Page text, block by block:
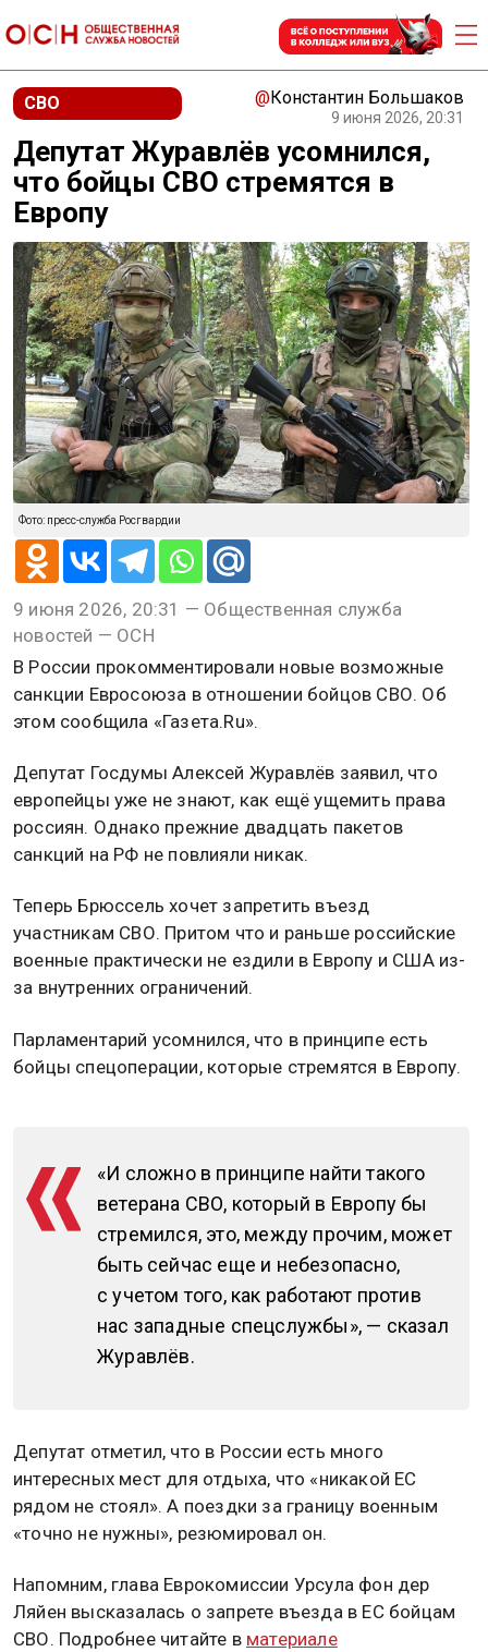
СВО @Константин Большаков
9 июня 2026, 20:31
Депутат Журавлёв усомнился,
что бойцы СВО стремятся в
Европу
Фото: пресс-служба Росгвардии
9 июня 2026, 20:31 — Общественная служба
новостей — ОСН
В России прокомментировали новые возможные
санкции Евросоюза в отношении бойцов СВО. Об
этом сообщила «Газета.Ru».
Депутат Госдумы Алексей Журавлёв заявил, что
европейцы уже не знают, как ещё ущемить права
россиян. Однако прежние двадцать пакетов
санкций на РФ не повлияли никак.
Теперь Брюссель хочет запретить въезд
участникам СВО. Притом что и раньше российские
военные практически не ездили в Европу и США из-
за внутренних ограничений.
Парламентарий усомнился, что в принципе есть
бойцы спецоперации, которые стремятся в Европу.
«И сложно в принципе найти такого
ветерана СВО, который в Европу бы
стремился, это, между прочим, может
быть сейчас еще и небезопасно,
с учетом того, как работают против
нас западные спецслужбы», — сказал
Журавлёв.
Депутат отметил, что в России есть много
интересных мест для отдыха, что «никакой ЕС
рядом не стоял». А поездки за границу военным
«точно не нужны», резюмировал он.
Напомним, глава Еврокомиссии Урсула фон дер
Ляйен высказалась о запрете въезда в ЕС бойцам
СВО. Подробнее читайте в материале